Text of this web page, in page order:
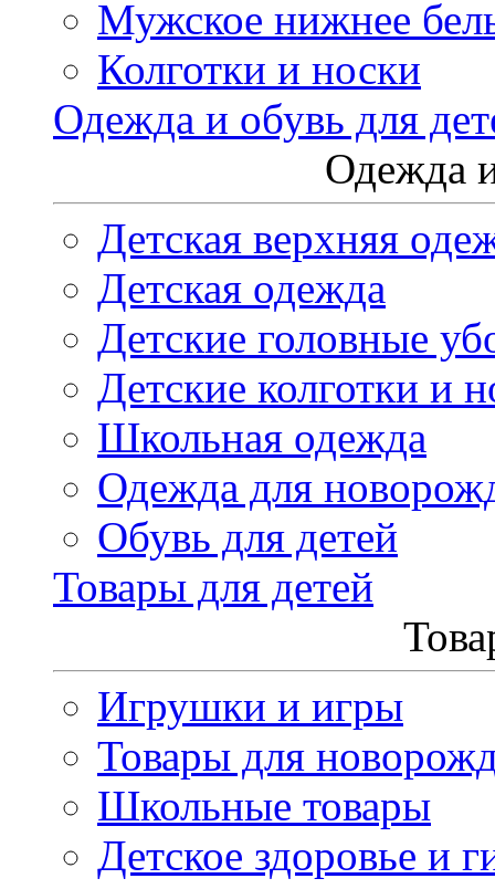
Мужское нижнее
Колготки и носки
Одежда и обувь для
Одежда
Детская верхняя
Детская одежда
Детские головные
Детские колготки и
Школьная одежда
Одежда для
Обувь для детей
Товары для детей
Игрушки и игры
Товары для
Школьные товары
Детское здоровье и